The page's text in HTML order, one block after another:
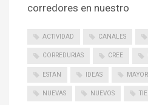
corredores en nuestro
ACTIVIDAD CANALES
CORREDURIAS CREE
ESTAN IDEAS MAYOR
NUEVAS NUEVOS